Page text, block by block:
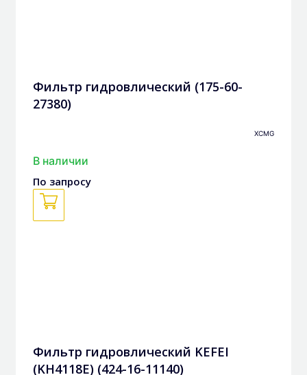
Фильтр гидровлический (175-60-
27380)
XCMG
В наличии
По запросу
Фильтр гидровлический KEFEI
(KH4118E) (424-16-11140)